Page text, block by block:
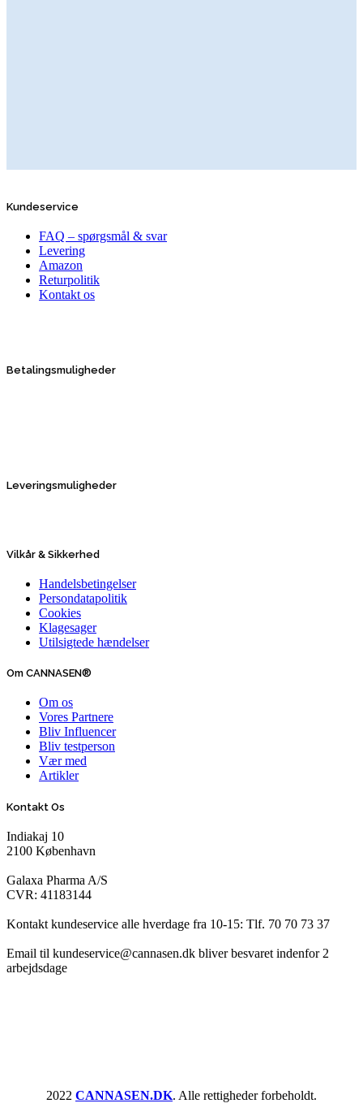
Kundeservice
FAQ – spørgsmål & svar
Levering
Amazon
Returpolitik
Kontakt os
Betalingsmuligheder
Leveringsmuligheder
Vilkår & Sikkerhed
Handelsbetingelser
Persondatapolitik
Cookies
Klagesager
Utilsigtede hændelser
Om CANNASEN®
Om os
Vores Partnere
Bliv Influencer
Bliv testperson
Vær med
Artikler
Kontakt Os
Indiakaj 10
2100 København
Galaxa Pharma A/S
CVR: 41183144
Kontakt kundeservice alle hverdage fra 10-15: Tlf. 70 70 73 37
Email til kundeservice@cannasen.dk bliver besvaret indenfor 2
arbejdsdage
2022 CANNASEN.DK. Alle rettigheder forbeholdt.